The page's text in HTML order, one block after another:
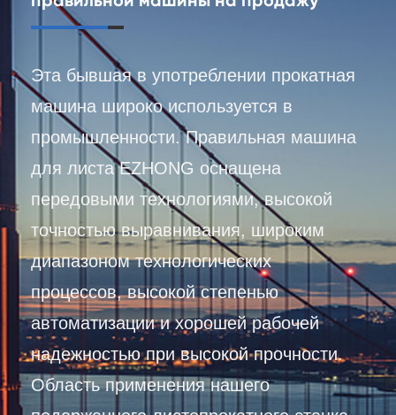
Эта бывшая в употреблении прокатная
машина широко используется в
промышленности. Правильная машина
для листа EZHONG оснащена
передовыми технологиями, высокой
точностью выравнивания, широким
диапазоном технологических
процессов, высокой степенью
автоматизации и хорошей рабочей
надежностью при высокой прочности.
Область применения нашего